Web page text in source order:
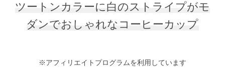
名入れマグカップ
ツートンカラーに白のストライプがモ
ダンでおしゃれなコーヒーカップ
※アフィリエイトプログラムを利用しています